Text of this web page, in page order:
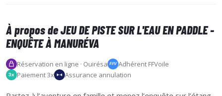
À propos de JEU DE PISTE SUR L'EAU EN PADDLE -
ENQUÊTE À MANURÉVA
Réservation en ligne · Ouirésa FFV Adhérent FFVoile
3x Paiement 3x Assurance annulation